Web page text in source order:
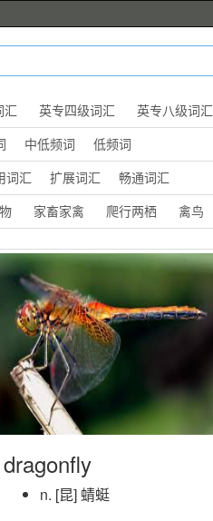
汇 英专四级词汇 英专八级词汇
中低频词 低频词
词汇 扩展词汇 畅通词汇
家畜家禽 爬行两栖 禽鸟
dragonfly
n. [昆] 蜻蜓